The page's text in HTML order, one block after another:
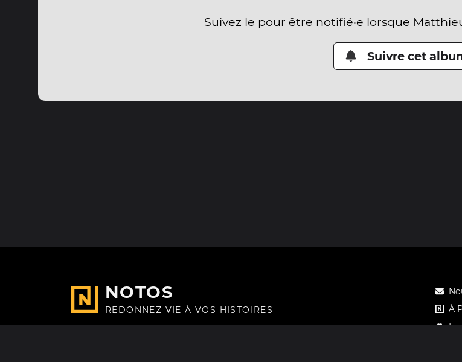
Suivez le pour être notifié·e lorsque
Suivre cet
NOTOS
REDONNEZ VIE À VOS HISTOIRES
À